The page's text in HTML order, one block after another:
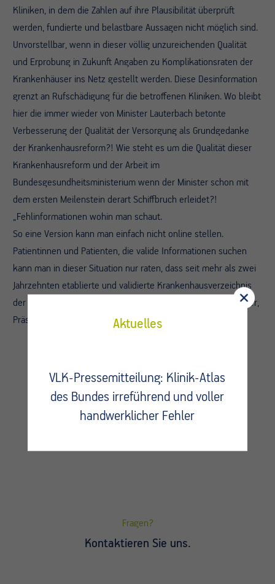
Kliniken, in dem die Zahlen auf ihre Plausibilität überprüft
werden, fundierte und belastbare Aussagen nicht möglich sind.
Unvorstellbar, wenn in dieser völlig unzureichenden Qualität
und Erprobung in Zukunft Angaben zu Komplikationsraten der
Krankenhäuser ins Netz gestellt werden. Diese Desinformation
grenzt an Rufschädigung für die betroffenen Kliniken. Wo bleibt
hier die immer wieder von Minister Lauterbach betonte
Verbesserung der Qualität der Versorgung als Grundgedanke
der Krankenhausreform?! Wie steht es um die Qualität dieser
Krankenhausreform und der Arbeit im
Bundesgesundheitsministerium wenn der Minister schon mit
dem ersten Meilenstein derart Schiffbruch erleidet?!
„Fehlinformationen wohin man schaut.
So eine Version kann man einfach nicht online stellen.
Patientinnen und Patienten, die valide Informationen suchen
kann man in dieser Situation nur raten, dass seit mehr als zwei
Jahrzehnten etablierte und validierte Krankenhausverzeichnis
der DKG und des DKTIG zu nutzen,“ so PD. Dr. Michael A. Weber,
Präsident des VLK.
Fragen?
Kontaktieren Sie uns.
Aktuelles
VLK-Pressemitteilung: Klinik-Atlas
des Bundes irreführend und voller
handwerklicher Fehler